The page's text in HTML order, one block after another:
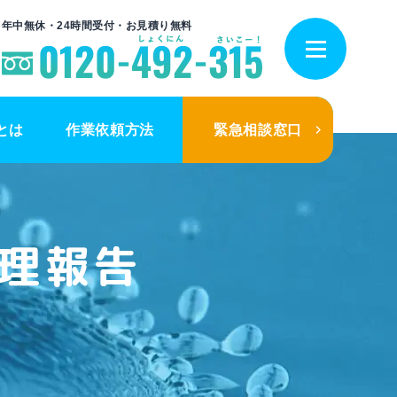
年中無休・24時間受付・お見積り無料
は 作業依頼方法 緊急相談窓口
報告